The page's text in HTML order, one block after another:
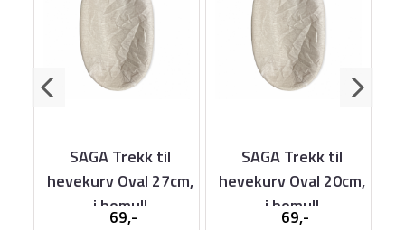
SAGA Trekk til
hevekurv Oval 27cm,
i bomull
69,-
SAGA Trekk til
hevekurv Oval 20cm,
i bomull
69,-